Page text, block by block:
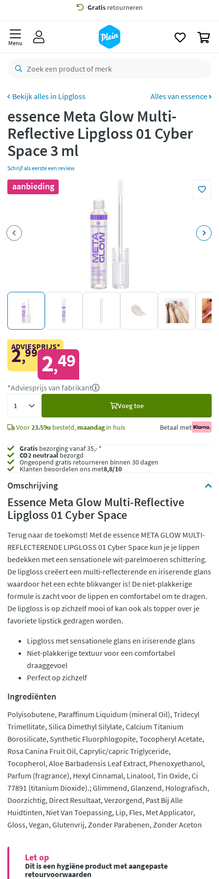
Gratisbezorging vanaf 35,- *
besteld,maandag
retourneren
Betaal met Klarna
Menu
Lipgloss Alles van essence
essence Meta Glow Multi-
Reflective Lipgloss 01 Cyber
Space 3 ml
Schrijf als eerste een review
aanbieding
ADVIESPRIJS*
2,99 2,49
*Adviesprijs van fabrikant
Voeg toe
Voor23.59u besteld, maandagin huis Betaal met
Gratis bezorging vanaf 35,- *
CO2 neutraalbezorgd
Ongeopend gratis retourneren binnen 30 dagen
Klanten beoordelen ons met8,8/10
Omschrijving
Essence Meta Glow Multi-Reflective
Lipgloss 01 Cyber Space
Terug naar de toekomst! Met de essence META GLOW MULTI-
REFLECTERENDE LIPGLOSS 01 Cyber Space kun je je lippen
bedekken met een sensationele wit-parelmoeren schittering.
De lipgloss creëert een multi-reflecterende en iriserende glans
waardoor het een echte blikvanger is! De niet-plakkerige
formule is zacht voor de lippen en comfortabel om te dragen.
De lipgloss is op zichzelf mooi of kan ook als topper over je
favoriete lipstick gedragen worden.
Lipgloss met sensationele glans en iriserende glans
Niet-plakkerige textuur voor een comfortabel
draaggevoel
Perfect op zichzelf
Ingrediënten
Polyisobutene, Paraffinum Liquidum (mineral Oil), Tridecyl
Trimellitate, Silica Dimethyl Silylate, Calcium Titanium
Borosilicate, Synthetic Fluorphlogopite, Tocopheryl Acetate,
Rosa Canina Fruit Oil, Caprylic/capric Triglyceride,
Tocopherol, Aloe Barbadensis Leaf Extract, Phenoxyethanol,
Parfum (fragrance), Hexyl Cinnamal, Linalool, Tin Oxide, Ci
77891 (titanium Dioxide).; Glimmend, Glanzend, Holografisch,
Doorzichtig, Direct Resultaat, Verzorgend, Past Bij Alle
Huidtinten, Niet Van Toepassing, Lip, Fles, Met Applicator,
Gloss, Vegan, Glutenvrij, Zonder Parabenen, Zonder Aceton
Let op
Dit is een hygiëne product met aangepaste
retourvoorwaarden